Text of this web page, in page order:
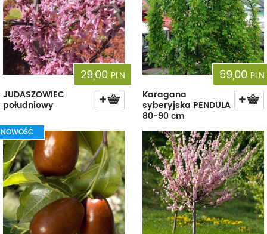
29,00 PLN
JUDASZOWIEC
południowy
59,00 PLN
Karagana
syberyjska PENDULA
80-90 cm
NOWOŚĆ